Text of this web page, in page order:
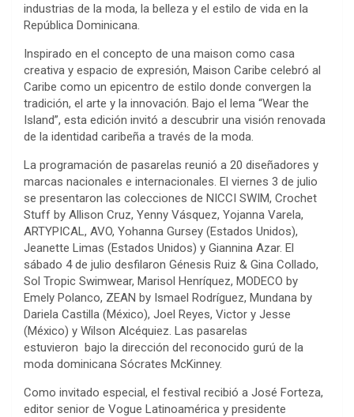
industrias de la moda, la belleza y el estilo de vida en la
República Dominicana.
Inspirado en el concepto de una maison como casa
creativa y espacio de expresión, Maison Caribe celebró al
Caribe como un epicentro de estilo donde convergen la
tradición, el arte y la innovación. Bajo el lema “Wear the
Island”, esta edición invitó a descubrir una visión renovada
de la identidad caribeña a través de la moda.
La programación de pasarelas reunió a 20 diseñadores y
marcas nacionales e internacionales. El viernes 3 de julio
se presentaron las colecciones de NICCI SWIM, Crochet
Stuff by Allison Cruz, Yenny Vásquez, Yojanna Varela,
ARTYPICAL, AVO, Yohanna Gursey (Estados Unidos),
Jeanette Limas (Estados Unidos) y Giannina Azar. El
sábado 4 de julio desfilaron Génesis Ruiz & Gina Collado,
Sol Tropic Swimwear, Marisol Henríquez, MODECO by
Emely Polanco, ZEAN by Ismael Rodríguez, Mundana by
Dariela Castilla (México), Joel Reyes, Victor y Jesse
(México) y Wilson Alcéquiez. Las pasarelas
estuvieron bajo la dirección del reconocido gurú de la
moda dominicana Sócrates McKinney.
Como invitado especial, el festival recibió a José Forteza,
editor senior de Vogue Latinoamérica y presidente